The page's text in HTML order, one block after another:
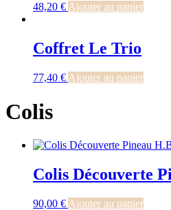
48,20 € Ajouter au panier
Coffret Le Trio
77,40 € Ajouter au panier
Colis
Colis Découverte
90,00 € Ajouter au panier